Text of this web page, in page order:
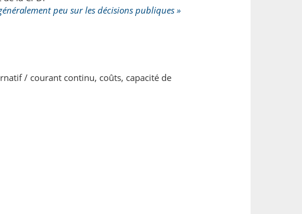
peu sur les décisions publiques »
/ courant continu, coûts, capacité de